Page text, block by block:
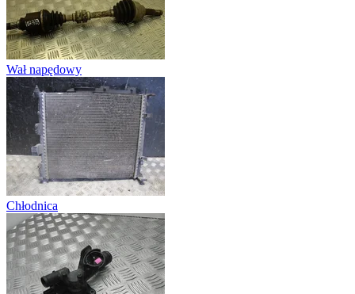
Wał napędowy
Chłodnica